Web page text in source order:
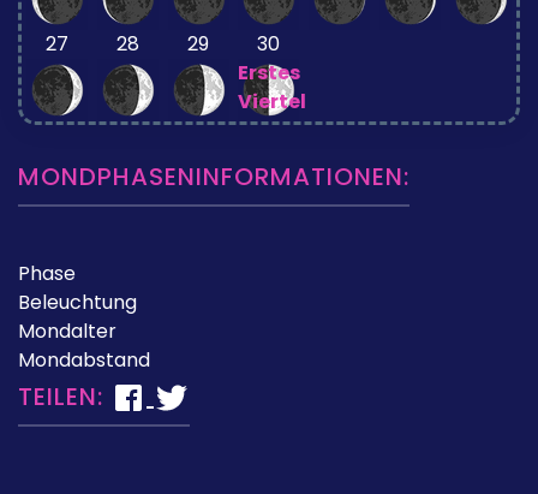
27 28 29
30
Erstes
Viertel
MONDPHASENINFORMATIONEN:
Phase
Beleuchtung
Mondalter
Mondabstand
TEILEN: